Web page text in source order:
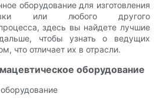
оборудование для изготовления
или любого другого
здесь вы найдете лучшие
чтобы узнать о ведущих
что отличает их в отрасли.
оборудование